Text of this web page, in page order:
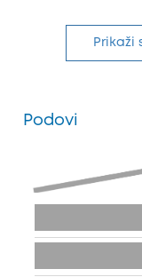
Prikaži
Podovi